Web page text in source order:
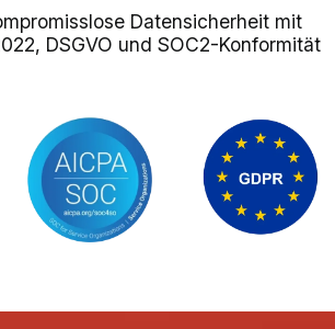
Datensicherheit mit
DSGVO und SOC2-Konformität